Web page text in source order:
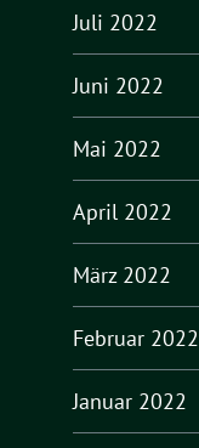
Juli 2022
Juni 2022
Mai 2022
April 2022
März 2022
Februar 2022
Januar 2022